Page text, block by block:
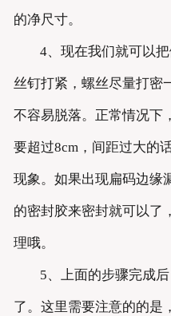
的净尺寸。
4、现在我们就可以
丝钉打紧，螺丝尽量打密
不容易脱落。正常情况下
要超过8cm，间距过大的
现象。如果出现扁码边缘
的密封胶来密封就可以了
理哦。
5、上面的步骤完成
了。这里需要注意的的是